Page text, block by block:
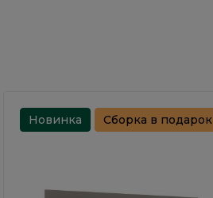
Новинка Сборка в подарок